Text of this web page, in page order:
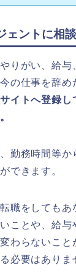
ェントに相談
りがい、給与
の仕事を辞め
イトへ登録し
勤務時間等か
できます。
職をしてもあ
ことや、給与
わらないこと
必要はありま